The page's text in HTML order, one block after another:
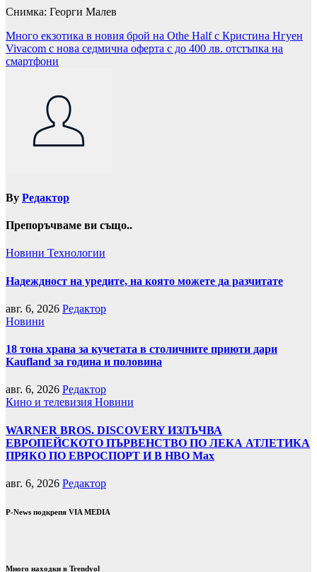
Снимка: Георги Малев
Навигация
Много екзотика в новия брой на Othe Half с Кристина Нгуен
Vivacom с нова седмична оферта с до 400 лв. отстъпка на
смартфони
By Редактор
Препоръчваме ви също..
Новини Технологии
Надеждност на уредите, на която можете да разчитате
авг. 6, 2026 Редактор
Новини
18 тона храна за кучетата в столичните приюти дари
Kaufland за година и половина
авг. 6, 2026 Редактор
Кино и телевизия Новини
WARNER BROS. DISCOVERY ИЗЛЪЧВА
ЕВРОПЕЙСКОТО ПЪРВЕНСТВО ПО ЛЕКА АТЛЕТИКА
ПРЯКО ПО ЕВРОСПОРТ И В НВО Мах
авг. 6, 2026 Редактор
P-News подкрепя VIA MEDIA
Много находки в Trendyol